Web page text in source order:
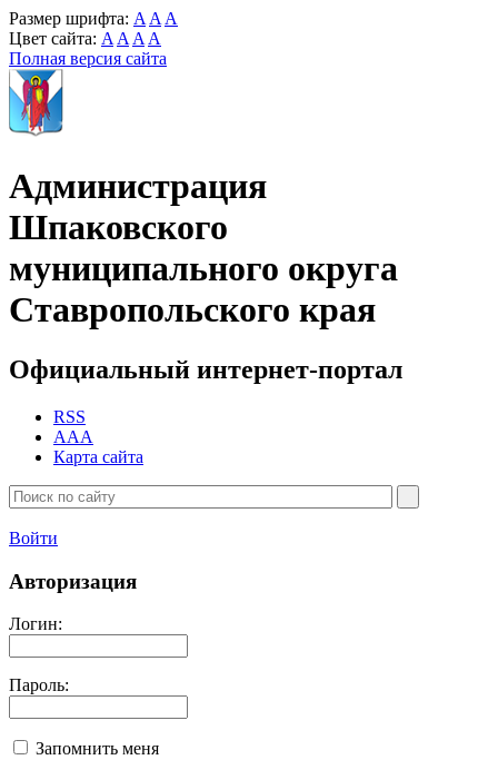
Размер шрифта: A A A
Цвет сайта: A A A A
Полная версия сайта
Администрация
Шпаковского
муниципального округа
Ставропольского края
Официальный интернет-портал
RSS
AAA
Карта сайта
Войти
Авторизация
Логин:
Пароль:
Запомнить меня